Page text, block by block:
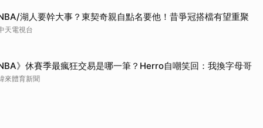
湖人要幹大事？東契奇親自點名要他！昔爭冠搭檔有望重聚
天電視台
》休賽季最瘋狂交易是哪一筆？Herro自嘲笑回：我換字母哥
來體育新聞
取消